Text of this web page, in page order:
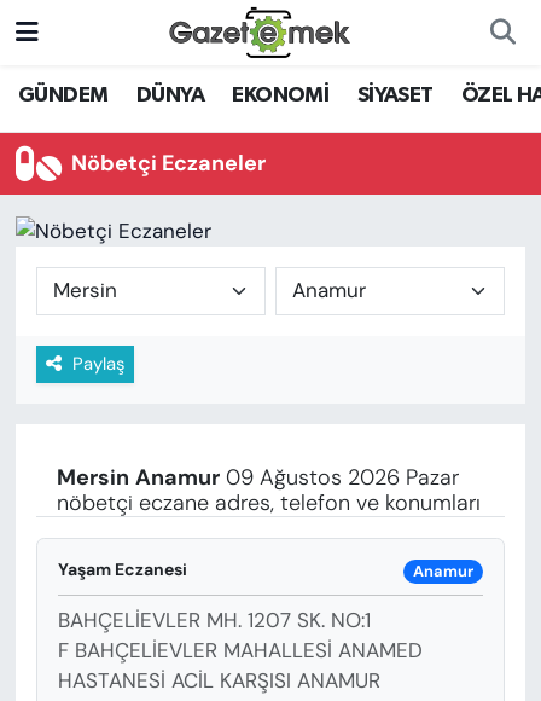
GÜNDEM DÜNYA EKONOMİ SİYASET ÖZEL
Nöbetçi Eczaneler
Paylaş
Mersin Anamur09 Ağustos 2026 Pazar
nöbetçi eczane adres, telefon ve konumları
Yaşam Eczanesi Anamur
BAHÇELİEVLER MH. 1207 SK. NO:1
F BAHÇELİEVLER MAHALLESİ ANAMED
HASTANESİ ACİL KARŞISI ANAMUR
DÜNYA
EKONOMİ
YENİ MEDYADA EMEK
GAZETECİLİĞİNİ GELİŞTİRMEK
FAYDALI BİLGİLER
EĞİTİM
SAĞLIK
SPOR
Nöbetçi Eczaneler
Hava Durumu
Trafik Durumu
Haber Arşivi